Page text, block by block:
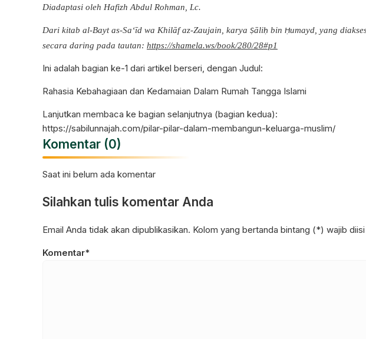
Diadaptasi oleh Hafizh Abdul Rohman, Lc.
Dari kitab al-Bayt as-Sa‘īd wa Khilāf az-Zaujain, karya Ṣāliḥ bin Ḥumayd, yang
secara daring pada tautan: https://shamela.ws/book/280/28#p1
Ini adalah bagian ke-1 dari artikel berseri, dengan Judul:
Rahasia Kebahagiaan dan Kedamaian Dalam Rumah Tangga Islami
Lanjutkan membaca ke bagian selanjutnya (bagian kedua):
https://sabilunnajah.com/pilar-pilar-dalam-membangun-keluarga-muslim/
Komentar (0)
Saat ini belum ada komentar
Silahkan tulis komentar Anda
Email Anda tidak akan dipublikasikan. Kolom yang bertanda bintang (*) wajib diisi
Komentar*